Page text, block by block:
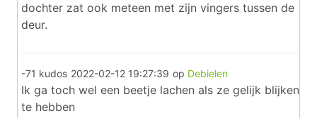
dochter zat ook meteen met zijn vingers tussen de
deur.
-71 kudos 2022-02-12 19:27:39 op Debielen
Ik ga toch wel een beetje lachen als ze gelijk blijken
te hebben